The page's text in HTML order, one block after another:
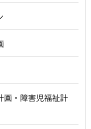
画・障害児福祉計